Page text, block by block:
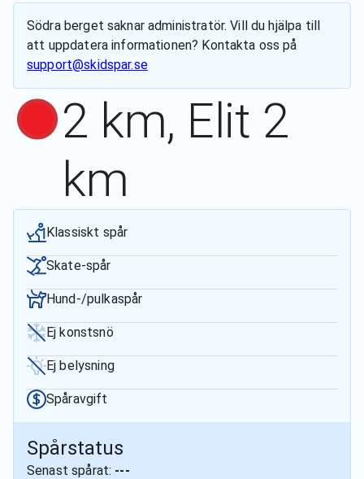
Södra berget saknar administratör. Vill du hjälpa till
att uppdatera informationen? Kontakta oss på
support@skidspar.se
2 km, Elit 2
km
Klassiskt spår
Skate-spår
Hund-/pulkaspår
Ej konstsnö
Ej belysning
Spåravgift
Spårstatus
Senast spårat: ---